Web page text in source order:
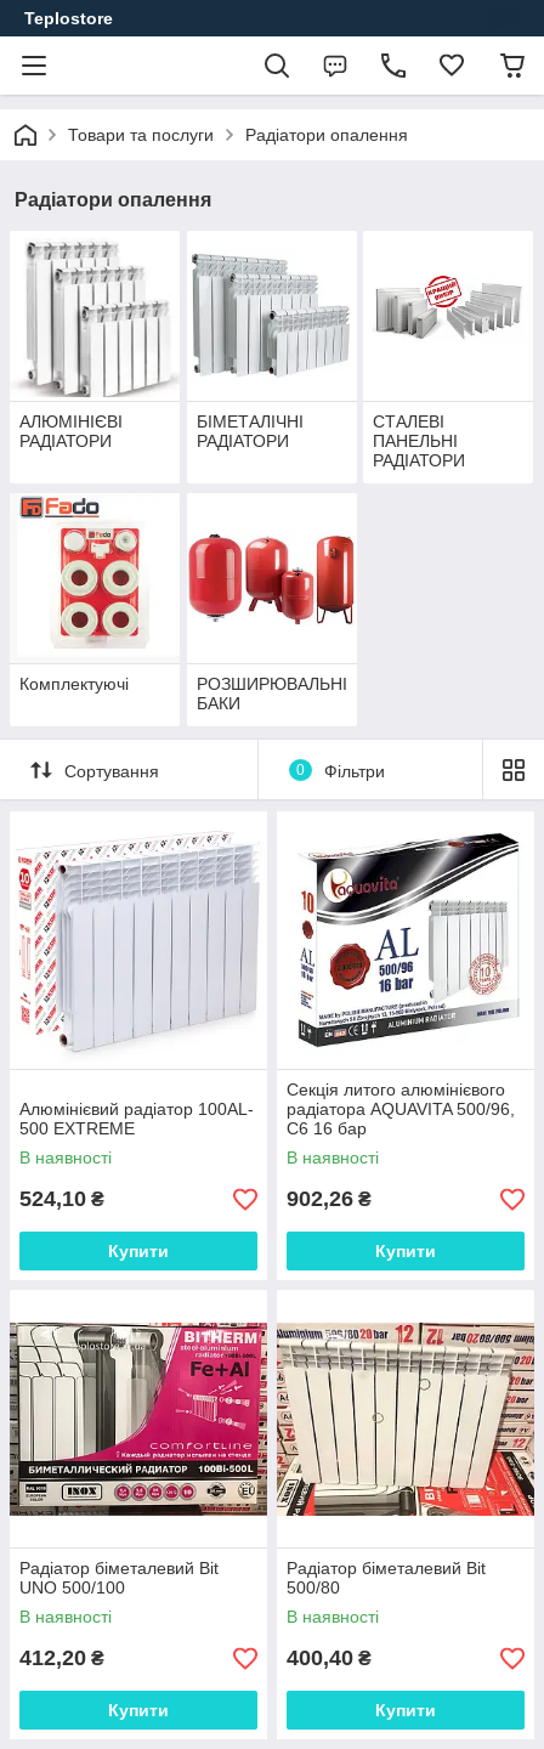
Teplostore
Товари та послуги Радіатори опалення
Радіатори опалення
АЛЮМІНІЄВІ
РАДІАТОРИ
БІМЕТАЛІЧНІ
РАДІАТОРИ
СТАЛЕВІ
ПАНЕЛЬНІ
РАДІАТОРИ
Комплектуючі
РОЗШИРЮВАЛЬНІ
БАКИ
Сортування 0 Фільтри
Алюмінієвий радіатор 100AL-
500 EXTREME
В наявності
524,10 ₴
Купити
Секція литого алюмінієвого
радіатора AQUAVITA 500/96,
C6 16 бар
В наявності
902,26 ₴
Купити
Радіатор біметалевий Bit
UNO 500/100
В наявності
412,20 ₴
Купити
Радіатор біметалевий Bit
500/80
В наявності
400,40 ₴
Купити